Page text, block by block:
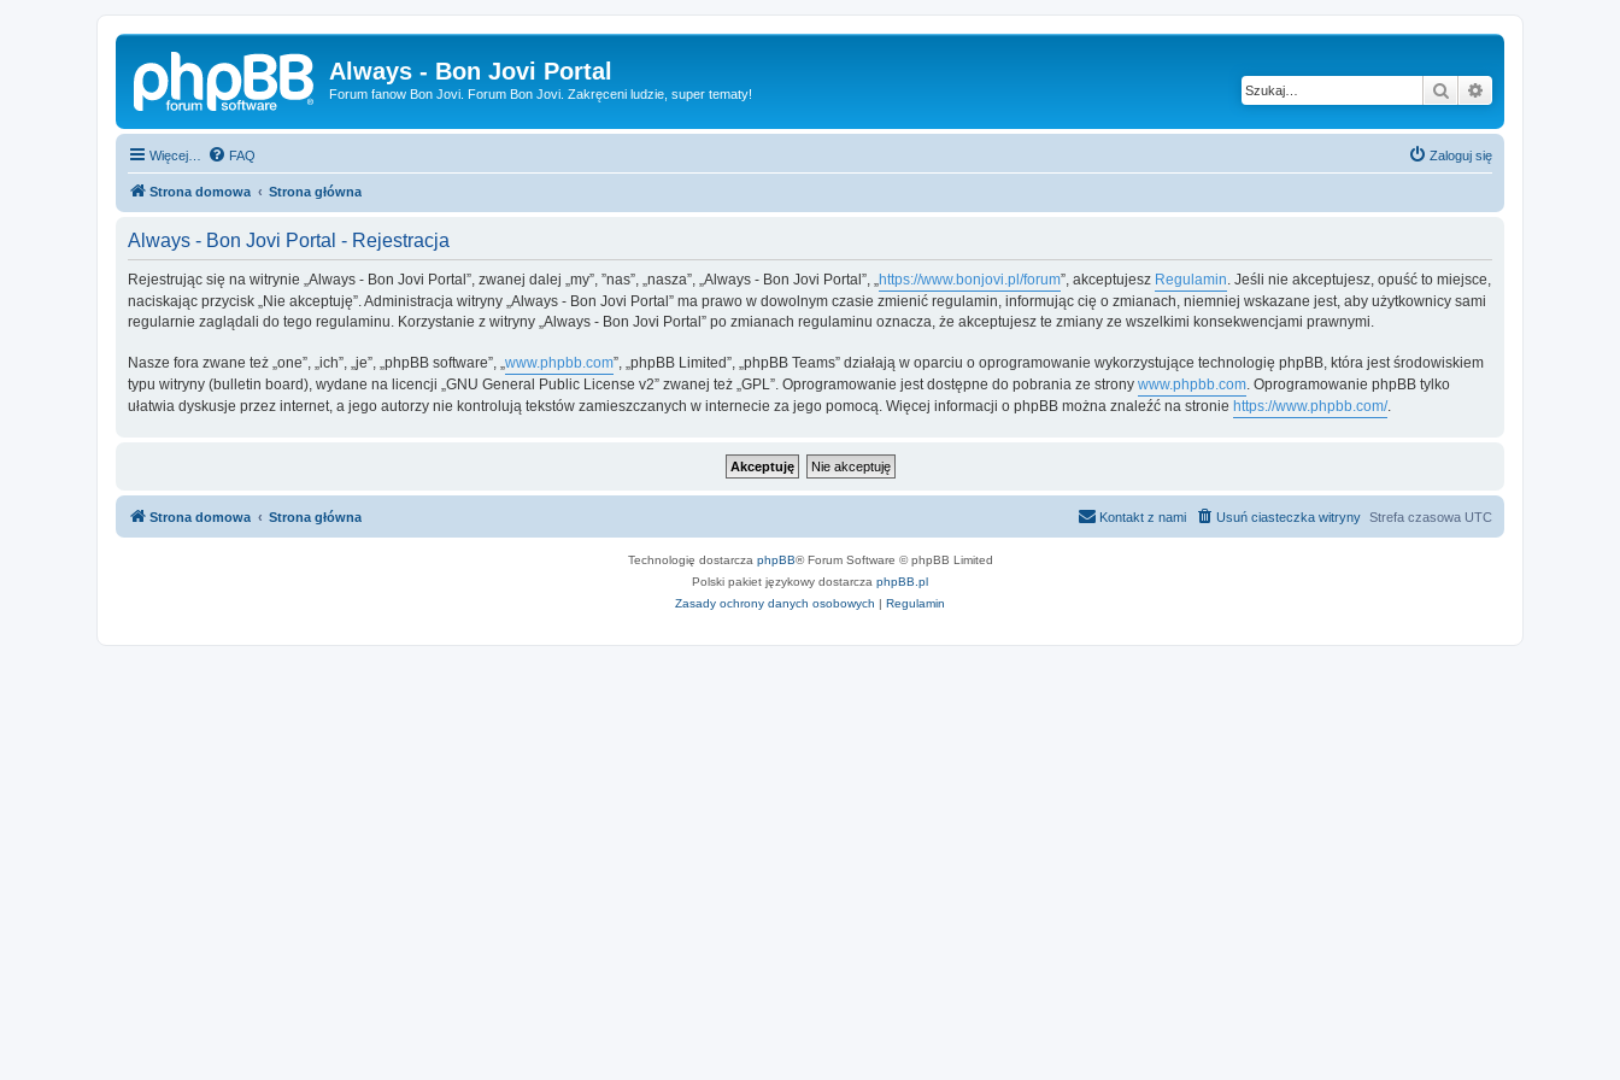
Always - Bon Jovi Portal
Forum fanow Bon Jovi. Forum Bon Jovi. Zakręceni ludzie, super tematy! Szukaj
Więcej… FAQ Zaloguj się
Strona domowa Strona główna
Always - Bon Jovi Portal - Rejestracja
Rejestrując się na witrynie „Always - Bon Jovi Portal”, zwanej dalej „my”, ”nas”, „nasza”, „Always - Bon Jovi Portal”, „ https://www.bonjovi.pl/forum”, akceptujesz Regulamin . Jeśli nie akceptujesz, opuść to miejsce,
naciskając przycisk „Nie akceptuję”. Administracja witryny „Always - Bon Jovi Portal” ma prawo w dowolnym czasie zmienić regulamin, informując cię o zmianach, niemniej wskazane jest, aby użytkownicy sami
regularnie zaglądali do tego regulaminu. Korzystanie z witryny „Always - Bon Jovi Portal” po zmianach regulaminu oznacza, że akceptujesz te zmiany ze wszelkimi konsekwencjami prawnymi.
Nasze fora zwane też „one”, „ich”, „je”, „phpBB software”, „ www.phpbb.com”, „phpBB Limited”, „phpBB Teams” działają w oparciu o oprogramowanie wykorzystujące technologię phpBB, która jest środowiskiem
typu witryny (bulletin board), wydane na licencji „GNU General Public License v2” zwanej też „GPL”. Oprogramowanie jest dostępne do pobrania ze strony www.phpbb.com . Oprogramowanie phpBB tylko
ułatwia dyskusje przez internet, a jego autorzy nie kontrolują tekstów zamieszczanych w internecie za jego pomocą. Więcej informacji o phpBB można znaleźć na stronie https://www.phpbb.com/.
Strona domowa Strona główna Strefa czasowa UTC
Usuń ciasteczka witryny
Kontakt z nami
Technologię dostarcza phpBB® Forum Software © phpBB Limited
Polski pakiet językowy dostarcza phpBB.pl
Zasady ochrony danych osobowych | Regulamin